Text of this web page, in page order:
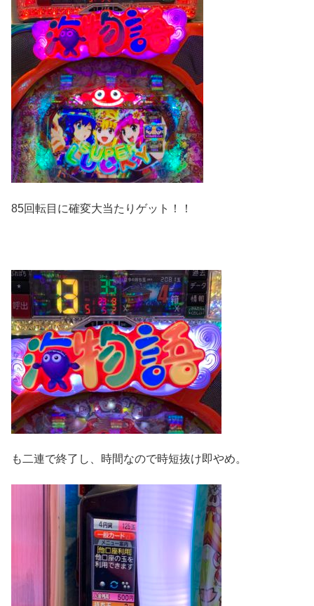
85回転目に確変大当たりゲット！！
も二連で終了し、時間なので時短抜け即やめ。